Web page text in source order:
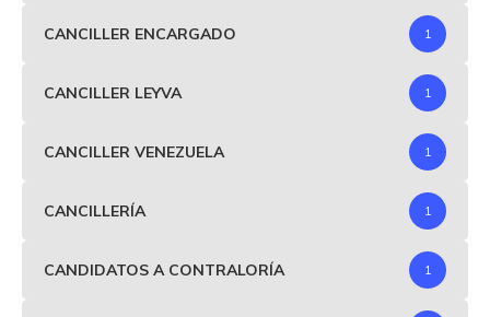
CANCILLER ENCARGADO 1
CANCILLER LEYVA 1
CANCILLER VENEZUELA 1
CANCILLERÍA 1
CANDIDATOS A CONTRALORÍA 1